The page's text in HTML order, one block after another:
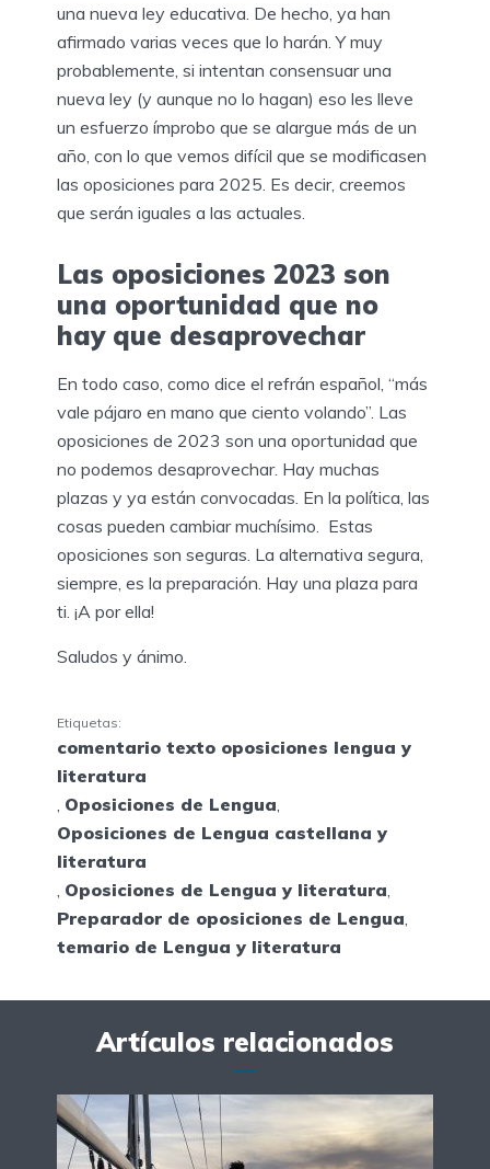
una nueva ley educativa. De hecho, ya han
afirmado varias veces que lo harán. Y muy
probablemente, si intentan consensuar una
nueva ley (y aunque no lo hagan) eso les lleve
un esfuerzo ímprobo que se alargue más de un
año, con lo que vemos difícil que se modificasen
las oposiciones para 2025. Es decir, creemos
que serán iguales a las actuales.
Las oposiciones 2023 son
una oportunidad que no
hay que desaprovechar
En todo caso, como dice el refrán español, “más
vale pájaro en mano que ciento volando”. Las
oposiciones de 2023 son una oportunidad que
no podemos desaprovechar. Hay muchas
plazas y ya están convocadas. En la política, las
cosas pueden cambiar muchísimo. Estas
oposiciones son seguras. La alternativa segura,
siempre, es la preparación. Hay una plaza para
ti. ¡A por ella!
Saludos y ánimo.
Etiquetas:
comentario texto oposiciones lengua y
literatura
Oposiciones de Lengua
Oposiciones de Lengua castellana y
literatura
Oposiciones de Lengua y literatura
Preparador de oposiciones de Lengua
temario de Lengua y literatura
Artículos relacionados